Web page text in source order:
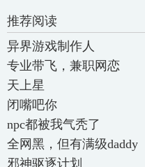
推荐阅读
异界游戏制作人
专业带飞，兼职网恋
天上星
闭嘴吧你
npc都被我气秃了
全网黑，但有满级daddy
邪神驱逐计划